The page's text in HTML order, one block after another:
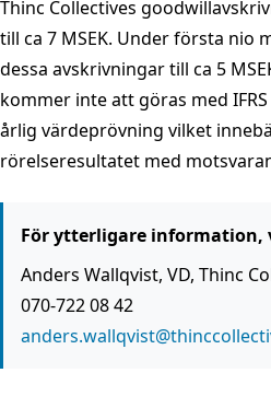
Thinc Collectives
till ca 7 MSEK. Under första nio
dessa avskrivningar till ca 5
kommer inte att göras med
årlig värdeprövning vilket
rörelseresultatet med
För ytterligare information,
Anders Wallqvist, VD, Thinc
070-722 08 42